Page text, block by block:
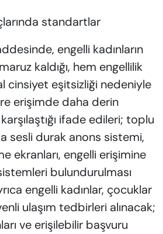
standartlar
engelli kadınların
kaldığı, hem engellilik
cinsiyet eşitsizliği nedeniyle
erişimde daha derin
ifade edileri; toplu
sesli durak anons sistemi,
ekranları, engelli erişimine
bulundurulması
engelli kadınlar, çocuklar
ulaşım tedbirleri alınacak;
ve erişilebilir başvuru